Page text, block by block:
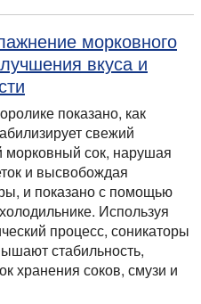
морковного
вкуса и
показано, как
свежий
морковный сок, нарушая
и высвобождая
и показано с помощью
Используя
процесс, соникаторы
стабильность,
хранения соков, смузи и